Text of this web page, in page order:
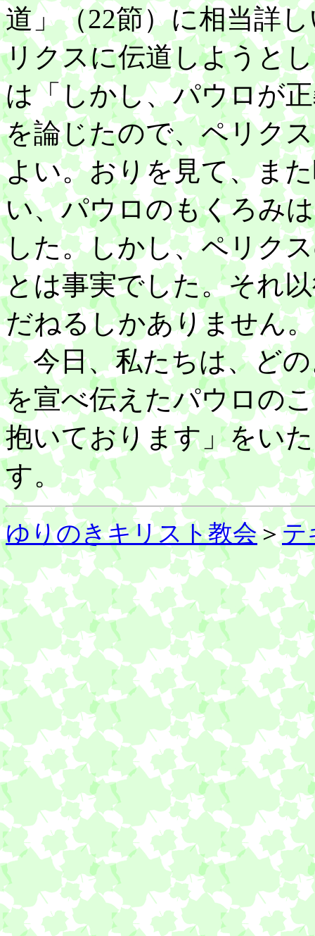
道」（22節）に相当詳
リクスに伝道しようと
は「しかし、パウロが
を論じたので、ペリク
よい。おりを見て、ま
い、パウロのもくろみ
した。しかし、ペリク
とは事実でした。それ
だねるしかありません。
今日、私たちは、どの
を宣べ伝えたパウロの
抱いております」をい
す。
ゆりのきキリスト教会＞テ